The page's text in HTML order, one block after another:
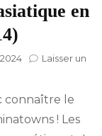
en
Laisser un
connaître le
! Les